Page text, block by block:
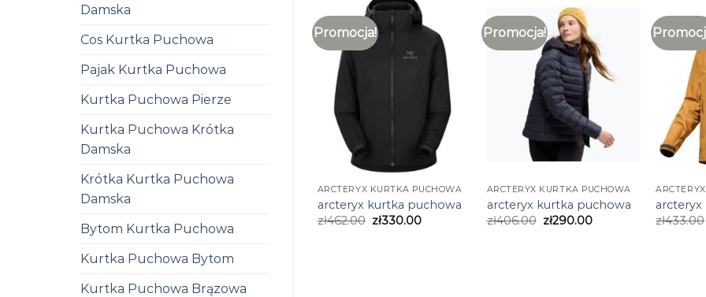
Damska
Cos Kurtka Puchowa
Pajak Kurtka Puchowa
Kurtka Puchowa Pierze
Kurtka Puchowa Krótka
Damska
Krótka Kurtka Puchowa
Damska
Bytom Kurtka Puchowa
Kurtka Puchowa Bytom
Kurtka Puchowa Brązowa
Promocja!
ARCTERYX KURTKA PUCHOWA
arcteryx kurtka puchowa
zł462.00 zł330.00
Promocja!
ARCTERYX KURTKA PUCHOWA
arcteryx kurtka puchowa
zł406.00 zł290.00
zł433.00